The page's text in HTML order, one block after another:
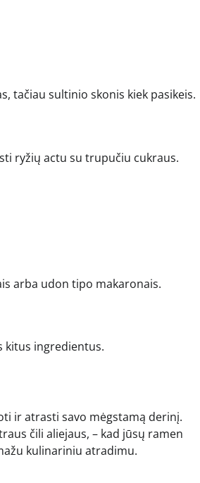
tačiau sultinio skonis kiek pasikeis.
ryžių actu su trupučiu cukraus.
arba udon tipo makaronais.
kitus ingredientus.
ir atrasti savo mėgstamą derinį.
čili aliejaus, – kad jūsų ramen
kulinariniu atradimu.